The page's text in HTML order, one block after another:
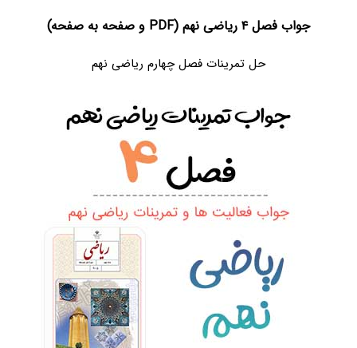
جواب فصل ۴ ریاضی نهم (PDF و صفحه به صفحه)
حل تمرینات فصل چهارم ریاضی نهم